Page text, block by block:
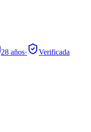
28 años·
Verificada